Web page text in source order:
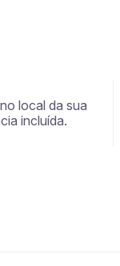
local da sua
incluída.
uma carta de